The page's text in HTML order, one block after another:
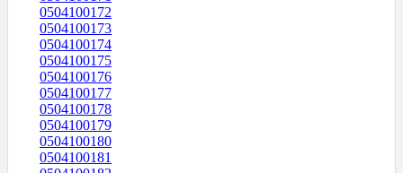
0504100172
0504100173
0504100174
0504100175
0504100176
0504100177
0504100178
0504100179
0504100180
0504100181